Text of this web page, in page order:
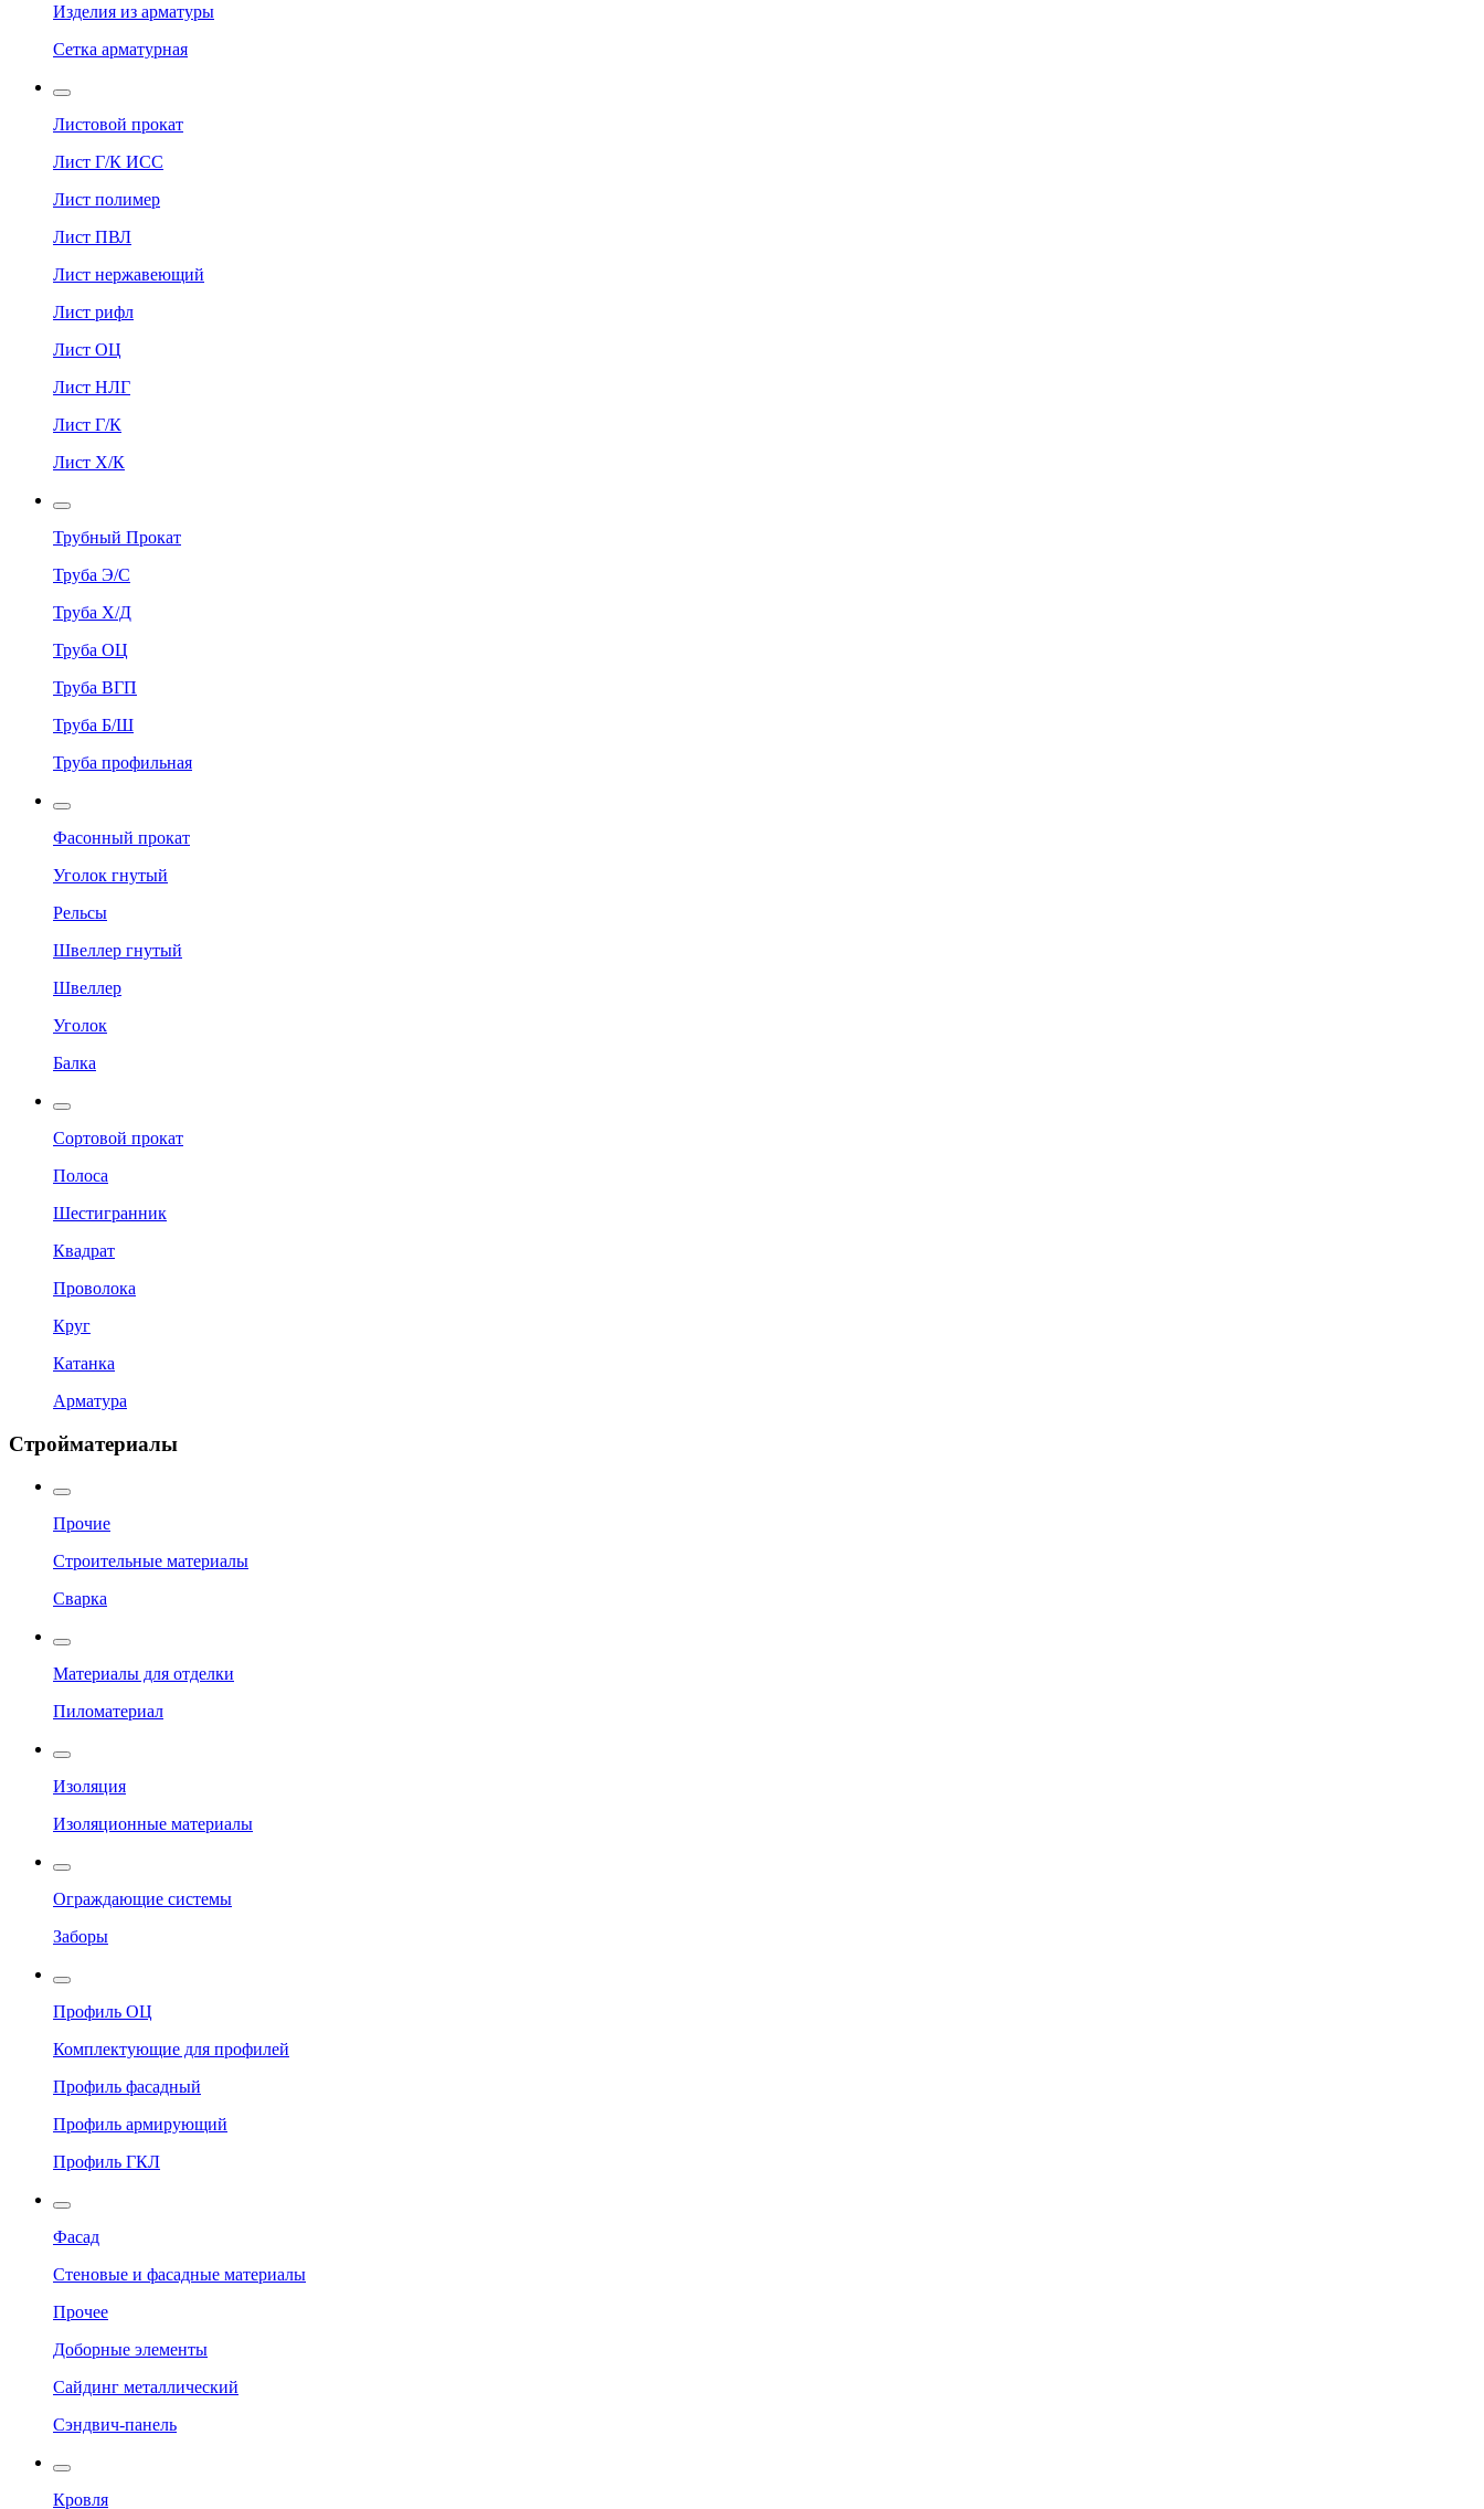
Изделия из арматуры
Сетка арматурная
Листовой прокат
Лист Г/К ИСС
Лист полимер
Лист ПВЛ
Лист нержавеющий
Лист рифл
Лист ОЦ
Лист НЛГ
Лист Г/К
Лист Х/К
Трубный Прокат
Труба Э/С
Труба Х/Д
Труба ОЦ
Труба ВГП
Труба Б/Ш
Труба профильная
Фасонный прокат
Уголок гнутый
Рельсы
Швеллер гнутый
Швеллер
Уголок
Балка
Сортовой прокат
Полоса
Шестигранник
Квадрат
Проволока
Круг
Катанка
Арматура
Стройматериалы
Прочие
Строительные материалы
Сварка
Материалы для отделки
Пиломатериал
Изоляция
Изоляционные материалы
Ограждающие системы
Заборы
Профиль ОЦ
Комплектующие для профилей
Профиль фасадный
Профиль армирующий
Профиль ГКЛ
Фасад
Стеновые и фасадные материалы
Прочее
Доборные элементы
Сайдинг металлический
Сэндвич-панель
Кровля